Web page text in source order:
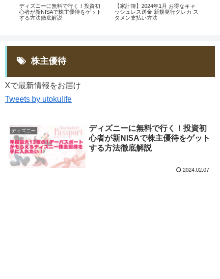
ディズニーに無料で行く！投資初
心者が新NISAで株主優待をゲット
する方法徹底解説
【家計簿】2024年1月 お得なキャ
ッシュレス送金 新規発行クレカ ス
タメン支払い方法
株主優待
Xで最新情報をお届け
Tweets by utokulife
ディズニー
ディズニーに無料で行く！投資初
心者が新NISAで株主優待をゲット
する方法徹底解説
2024.02.07